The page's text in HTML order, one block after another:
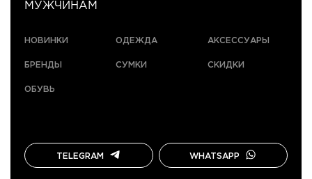
МУЖЧИНАМ
НОВИНКИ
БРЕНДЫ
ОБУВЬ
ОДЕЖДА
СУМКИ
АКСЕССУАРЫ
СКИДКИ
TELEGRAM WHATSAPP